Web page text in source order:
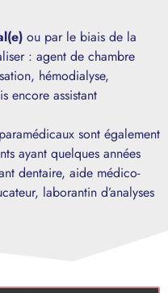
ou par le biais de la
: agent de chambre
hémodialyse,
encore assistant
sont également
ayant quelques années
dentaire, aide médico-
laborantin d’analyses